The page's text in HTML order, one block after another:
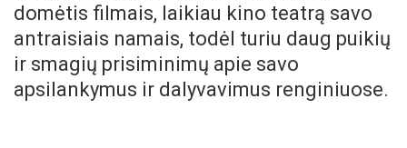
domėtis filmais, laikiau kino teatrą savo
antraisiais namais, todėl turiu daug puikių
ir smagių prisiminimų apie savo
apsilankymus ir dalyvavimus renginiuose.